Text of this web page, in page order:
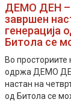
ДЕМО ДЕН –
завршен
генерација
Битола се
Во просториите
одржа ДЕМО
настан на
од Битола се